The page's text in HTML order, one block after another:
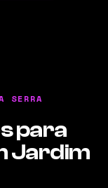
SERRA
para
Jardim